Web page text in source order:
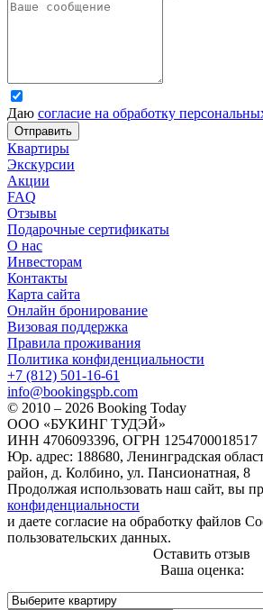
Даю согласие на обработку
Отправить
Квартиры
Экскурсии
Акции
FAQ
Отзывы
Подарочные сертификаты
О нас
Инвесторам
Контакты
Карта сайта
Онлайн бронирование
Визовая поддержка
Правила проживания
Политика конфиденциальности
+7 (812) 501-16-61
info@bookingspb.com
© 2010 – 2026 Booking Today
ООО «БУКИНГ ТУДЭЙ»
ИНН 4706093396, ОГРН 1254700018517
Юр. адрес: 188680, Ленинградская
район, д. Колбино, ул. Пансионатная, 8
Продолжая использовать наш сайт, вы
конфиденциальности
и даете согласие на обработку файлов
пользовательских данных.
Оставить отзыв
Ваша оценка: